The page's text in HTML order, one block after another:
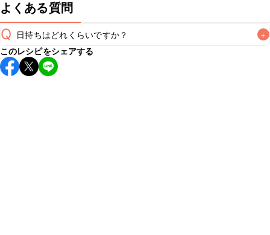
よくある質問
Q 日持ちはどれくらいですか？ +
保存期間は冷蔵で4~5日が目安です。なるべくお早めにお召
し上がりください。
このレシピをシェアする